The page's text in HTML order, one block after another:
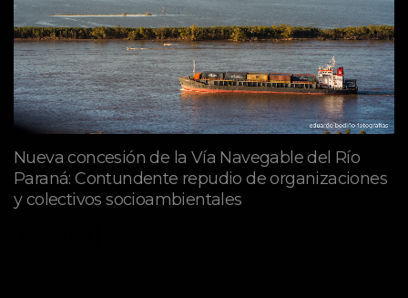
Nueva concesión de la Vía Navegable del Río
Paraná: Contundente repudio de organizaciones
y colectivos socioambientales